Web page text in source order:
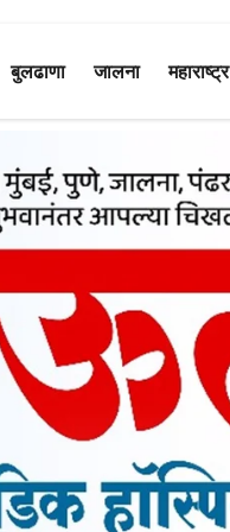
बुलढाणा जालना महाराष्ट्र